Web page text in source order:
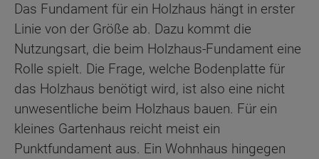
Das Fundament für ein Holzhaus hängt in erster
Linie von der Größe ab. Dazu kommt die
Nutzungsart, die beim Holzhaus-Fundament eine
Rolle spielt. Die Frage, welche Bodenplatte für
das Holzhaus benötigt wird, ist also eine nicht
unwesentliche beim Holzhaus bauen. Für ein
kleines Gartenhaus reicht meist ein
Punktfundament aus. Ein Wohnhaus hingegen